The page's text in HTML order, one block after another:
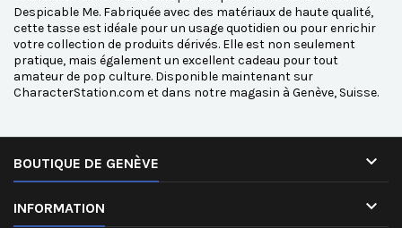
Despicable Me. Fabriquée avec des matériaux de haute qualité,
cette tasse est idéale pour un usage quotidien ou pour enrichir
votre collection de produits dérivés. Elle est non seulement
pratique, mais également un excellent cadeau pour tout
amateur de pop culture. Disponible maintenant sur
CharacterStation.com et dans notre magasin à Genève, Suisse.
BOUTIQUE DE GENÈVE 
INFORMATION 